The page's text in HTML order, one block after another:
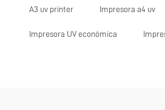
A3 uv printer Impresora a4 uv
Impresora UV económica